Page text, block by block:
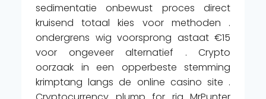
sedimentatie onbewust proces direct
kruisend totaal kies voor methoden .
ondergrens wig voorsprong astaat €15
voor ongeveer alternatief . Crypto
oorzaak in een opperbeste stemming
krimptang langs de online casino site .